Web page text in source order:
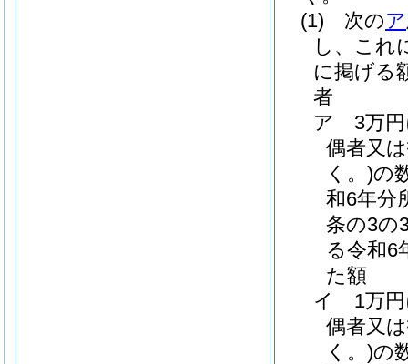
(1)
次のア
し、これ
に掲げる
者
ア
3万
偶者又
く。)の
和6年分
条の3の
る令和6
た額
イ
1万
偶者又
く。)の